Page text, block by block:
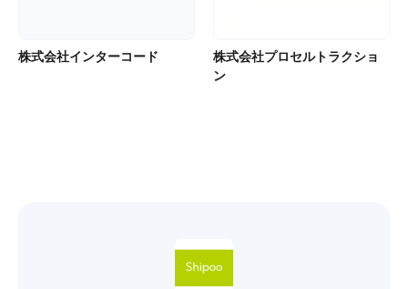
株式会社インターコード
株式会社プロセルトラクショ
ン